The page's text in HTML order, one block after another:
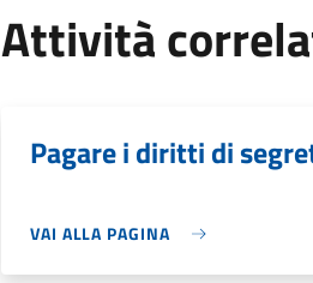
Attività
Pagare i diritti di
VAI ALLA PAGINA